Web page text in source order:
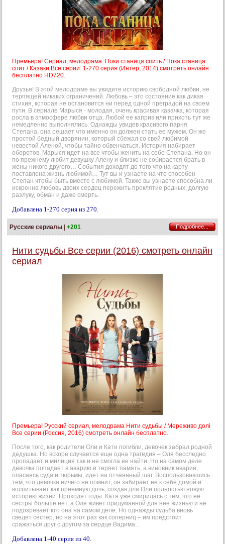
Премьера! Сериал, мелодрама: Поки станиця спить / Пока станица
спит / Казаки Все серии: 1-270 серия (Интер, 2014) смотреть онлайн
бесплатно HD720.
Друзья! В этой мелодраме вы увидите историю свободной любви, не
терпящей никаких ограничений. Любовь – это состояние как дикая
стихия, которая не остановится ни перед одной преградой на своем
пути. В сериале Марыся - молодая, очень красивая казачка, которая
росла в атмосфере любви отца. Любой ее каприз или прихоть тут же
немедленно выполнялись. Однажды увидев красивого парня
Степана, она решает что именно он должен стать ее мужем. Он же
простой бедный дворянин, который сбежал со свей любимой
невестой Аленой, чтобы тайно обвенчаться. История набирает
оборотов. Марыся идет на все чтобы женить на себе Степана. Но он
по прежнему любит девушку Алену и близко не собирается брать в
жены никого другого… События доходят до того что на карту
поставлена жизнь любимой… Тут вы и узнаете на что способен
Степан чтобы быть вместе с любимой. Также вы узнаете способна ли
искренна любовь двоих сердец пережить проклятие родных, долгую
разлуку, обман и даже смерть.
Добавлена 1-270 серия из 270.
Русские сериалы | +201 Подробнее...
Нити судьбы Все серии (2016) смотреть онлайн
сериал
Премьера! Русский сериал, мелодрама Нити судьбы / Мереживо долі
Все серии (Россия, 2016) смотреть онлайн бесплатно.
После того, как родители Оли и Кати погибли, девочек забрал родной
дедушка. Но вскоре случается еще одна трагедия – Оля бесследно
пропадает и милиция так и не смогла ее найти. Но на самом деле
девочка попадает в аварию и теряет память, а виновник аварии,
опасаясь суда и тюрьмы, идет на отчаянный шаг. Воспользовавшись
тем, что девочка ничего не помнит, он забирает ее к себе домой и
воспитывает как приемную дочь, создав для Оли полностью новую
историю жизни. Проходят годы. Катя уже смирилась с тем, что ее
сестры больше нет, а Оля живет придуманной для нее жизнью и не
подозревает кто она на самом деле. Но однажды судьба вновь
сведет сестер, но на этот раз как соперниц – им предстоит
сражаться друг с другом за сердце Вадима...
Добавлена 1-40 серия из 40.